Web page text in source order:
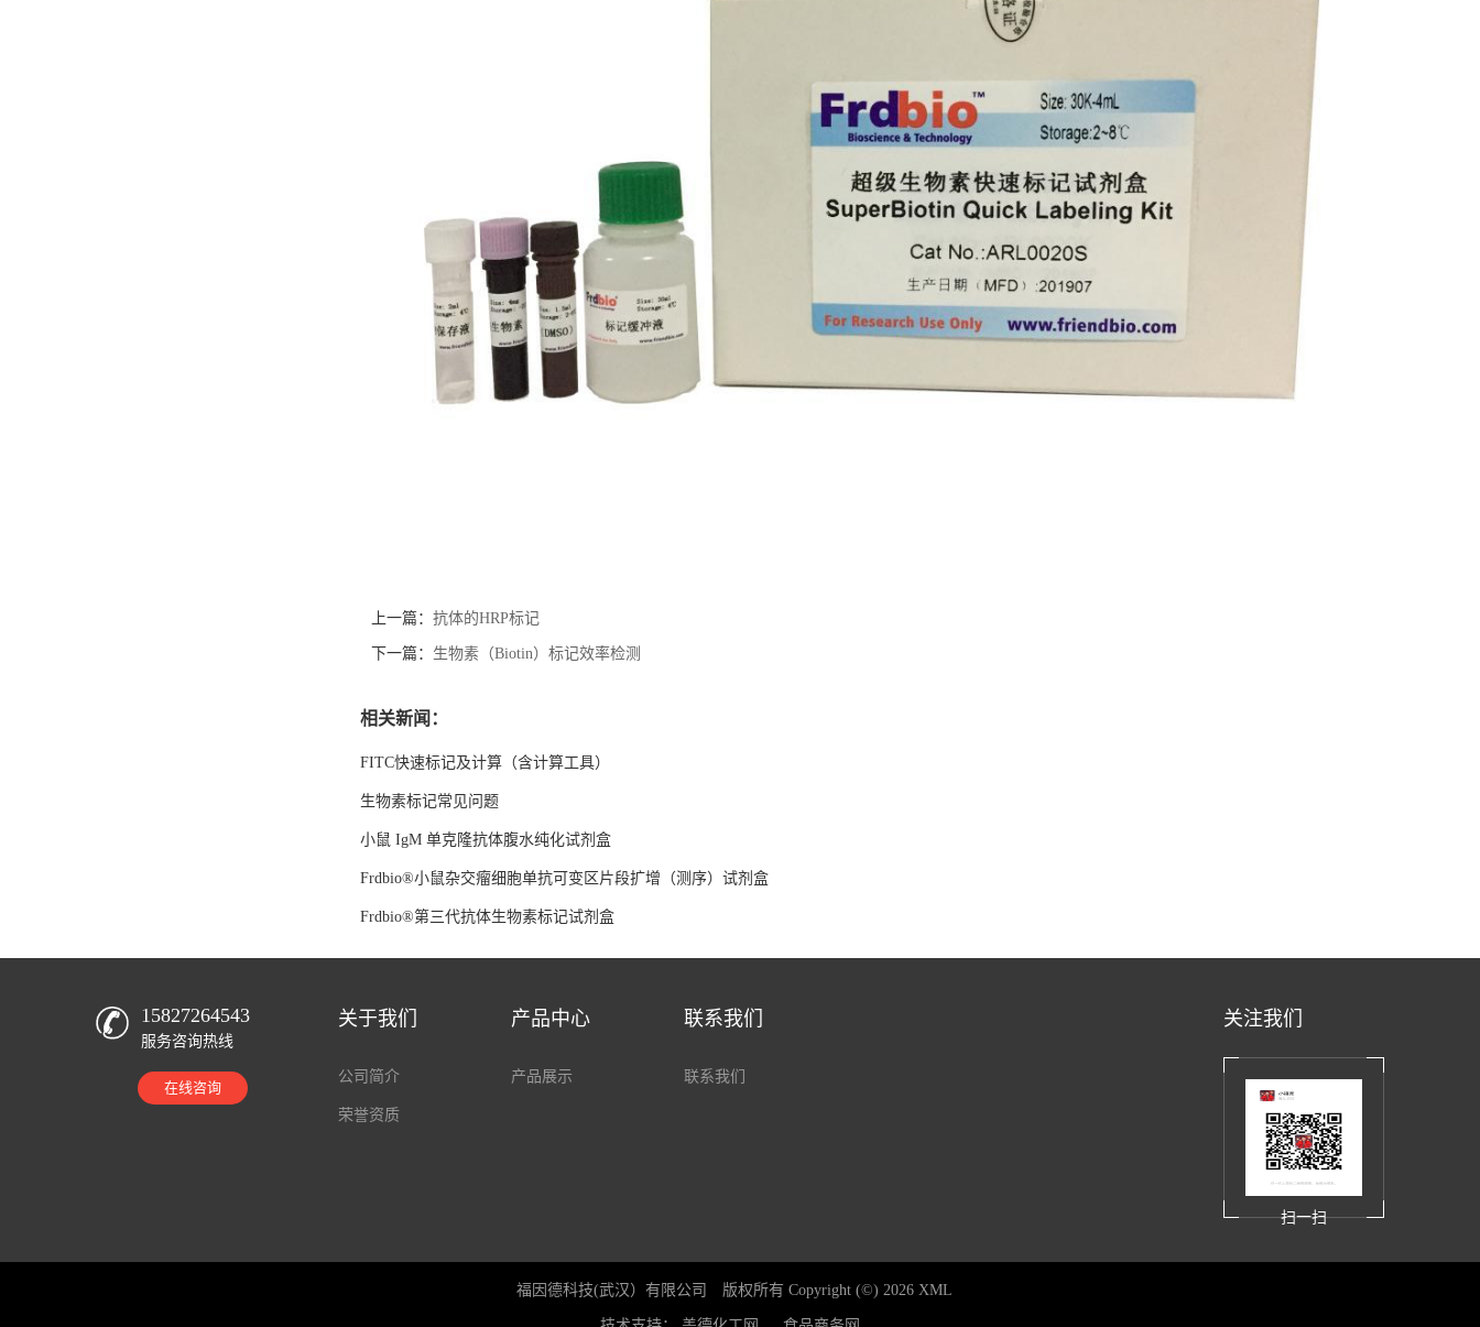
上一篇： 抗体的HRP标记
下一篇： 生物素（Biotin）标记效率检测
相关新闻：
FITC快速标记及计算（含计算工具）
生物素标记常见问题
小鼠 IgM 单克隆抗体腹水纯化试剂盒
Frdbio®小鼠杂交瘤细胞单抗可变区片段扩增（测序）试剂盒
Frdbio®第三代抗体生物素标记试剂盒
15827264543
服务咨询热线
在线咨询
关于我们
公司简介
荣誉资质
产品中心
产品展示
联系我们
联系我们
关注我们
扫一扫
福因德科技(武汉）有限公司 版权所有 Copyright (©) 2026 XML